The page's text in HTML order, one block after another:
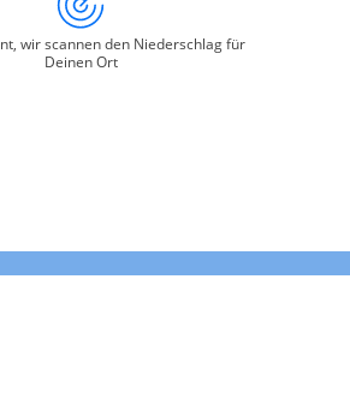
wir scannen den Niederschlag für
Deinen Ort